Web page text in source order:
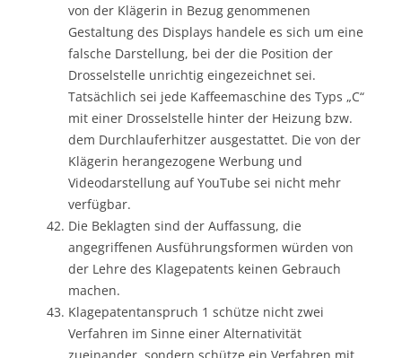
von der Klägerin in Bezug genommenen
Gestaltung des Displays handele es sich um eine
falsche Darstellung, bei der die Position der
Drosselstelle unrichtig eingezeichnet sei.
Tatsächlich sei jede Kaffeemaschine des Typs „C“
mit einer Drosselstelle hinter der Heizung bzw.
dem Durchlauferhitzer ausgestattet. Die von der
Klägerin herangezogene Werbung und
Videodarstellung auf YouTube sei nicht mehr
verfügbar.
Die Beklagten sind der Auffassung, die
angegriffenen Ausführungsformen würden von
der Lehre des Klagepatents keinen Gebrauch
machen.
Klagepatentanspruch 1 schütze nicht zwei
Verfahren im Sinne einer Alternativität
zueinander, sondern schütze ein Verfahren mit